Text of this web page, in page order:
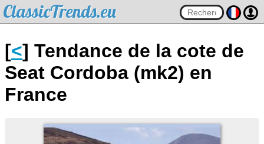
ClassicTrends.eu
[<] Tendance de la cote de
Seat Cordoba (mk2) en
France